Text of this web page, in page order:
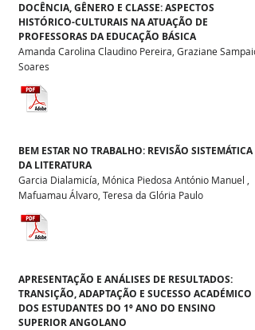
Amanda Carolina Claudino Pereira, Graziane Sampaio
Soares
DOCÊNCIA, GÊNERO E CLASSE: ASPECTOS
HISTÓRICO-CULTURAIS NA ATUAÇÃO DE
PROFESSORAS DA EDUCAÇÃO BÁSICA
Garcia Dialamicía, Mónica Piedosa António Manuel ,
Mafuamau Álvaro, Teresa da Glória Paulo
BEM ESTAR NO TRABALHO: REVISÃO SISTEMÁTICA
DA LITERATURA
APRESENTAÇÃO E ANÁLISES DE RESULTADOS:
TRANSIÇÃO, ADAPTAÇÃO E SUCESSO ACADÉMICO
DOS ESTUDANTES DO 1º ANO DO ENSINO
SUPERIOR ANGOLANO